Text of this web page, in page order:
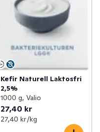
Kefir Naturell Laktosfri
2,5%
1000 g, Valio
27,40 kr
27,40 kr /kg